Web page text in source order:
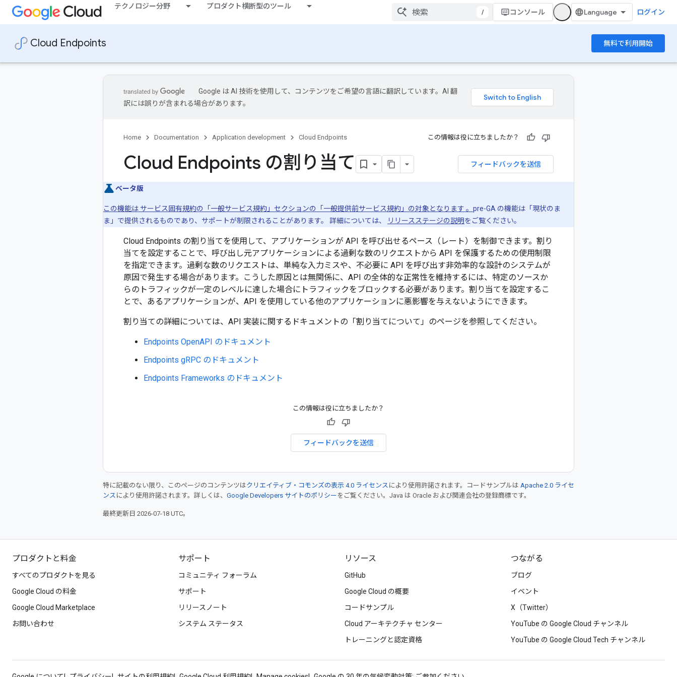
テクノロジー分野 プロダクト横断型のツール
/ コンソール ログイン
Cloud Endpoints 無料で利用開始
Google は AI 技術を使用して、コンテンツをご希望の言語に翻訳しています。AI 翻
訳には誤りが含まれる場合があります。
Home Documentation Application development Cloud Endpoints この情報は役に立ちましたか？
フィードバックを送信
Cloud Endpoints の割り当て
ベータ版
この機能は サービス固有規約の「一般サービス規約」セクションの「一般提供前サービス規約」の対象となります 。 pre-GA の機能は「現状のま
ま」で提供されるものであり、サポートが制限されることがあります。 詳細については、
リリースステージの説明をご覧ください。
Cloud Endpoints の割り当てを使用して、アプリケーションが API を呼び出せるペース（レート）を制御できます。割り
当てを設定することで、呼び出し元アプリケーションによる過剰な数のリクエストから API を保護するための使用制限
を指定できます。過剰な数のリクエストは、単純な入力ミスや、不必要に API を呼び出す非効率的な設計のシステムが
原因で発生する場合があります。こうした原因とは無関係に、API の全体的な正常性を維持するには、特定のソースか
らのトラフィックが一定のレベルに達した場合にトラフィックをブロックする必要があります。割り当てを設定するこ
とで、あるアプリケーションが、API を使用している他のアプリケーションに悪影響を与えないようにできます。
割り当ての詳細については、API 実装に関するドキュメントの「割り当てについて」のページを参照してください。
Endpoints OpenAPI のドキュメント
Endpoints gRPC のドキュメント
Endpoints Frameworks のドキュメント
この情報は役に立ちましたか？
フィードバックを送信
特に記載のない限り、このページのコンテンツはクリエイティブ・コモンズの表示 4.0 ライセンス により使用許諾されます。コードサンプルは Apache 2.0 ライセ
ンス により使用許諾されます。詳しくは、 Google Developers サイトのポリシー をご覧ください。Java は Oracle および関連会社の登録商標です。
最終更新日 2026-07-18 UTC。
プロダクトと料金
すべてのプロダクトを見る
Google Cloud の料金
Google Cloud Marketplace
お問い合わせ
サポート
コミュニティ フォーラム
サポート
リリースノート
システム ステータス
リソース
GitHub
Google Cloud の概要
コードサンプル
Cloud アーキテクチャ センター
トレーニングと認定資格
つながる
ブログ
イベント
X（Twitter）
YouTube の Google Cloud チャンネル
YouTube の Google Cloud Tech チャンネル